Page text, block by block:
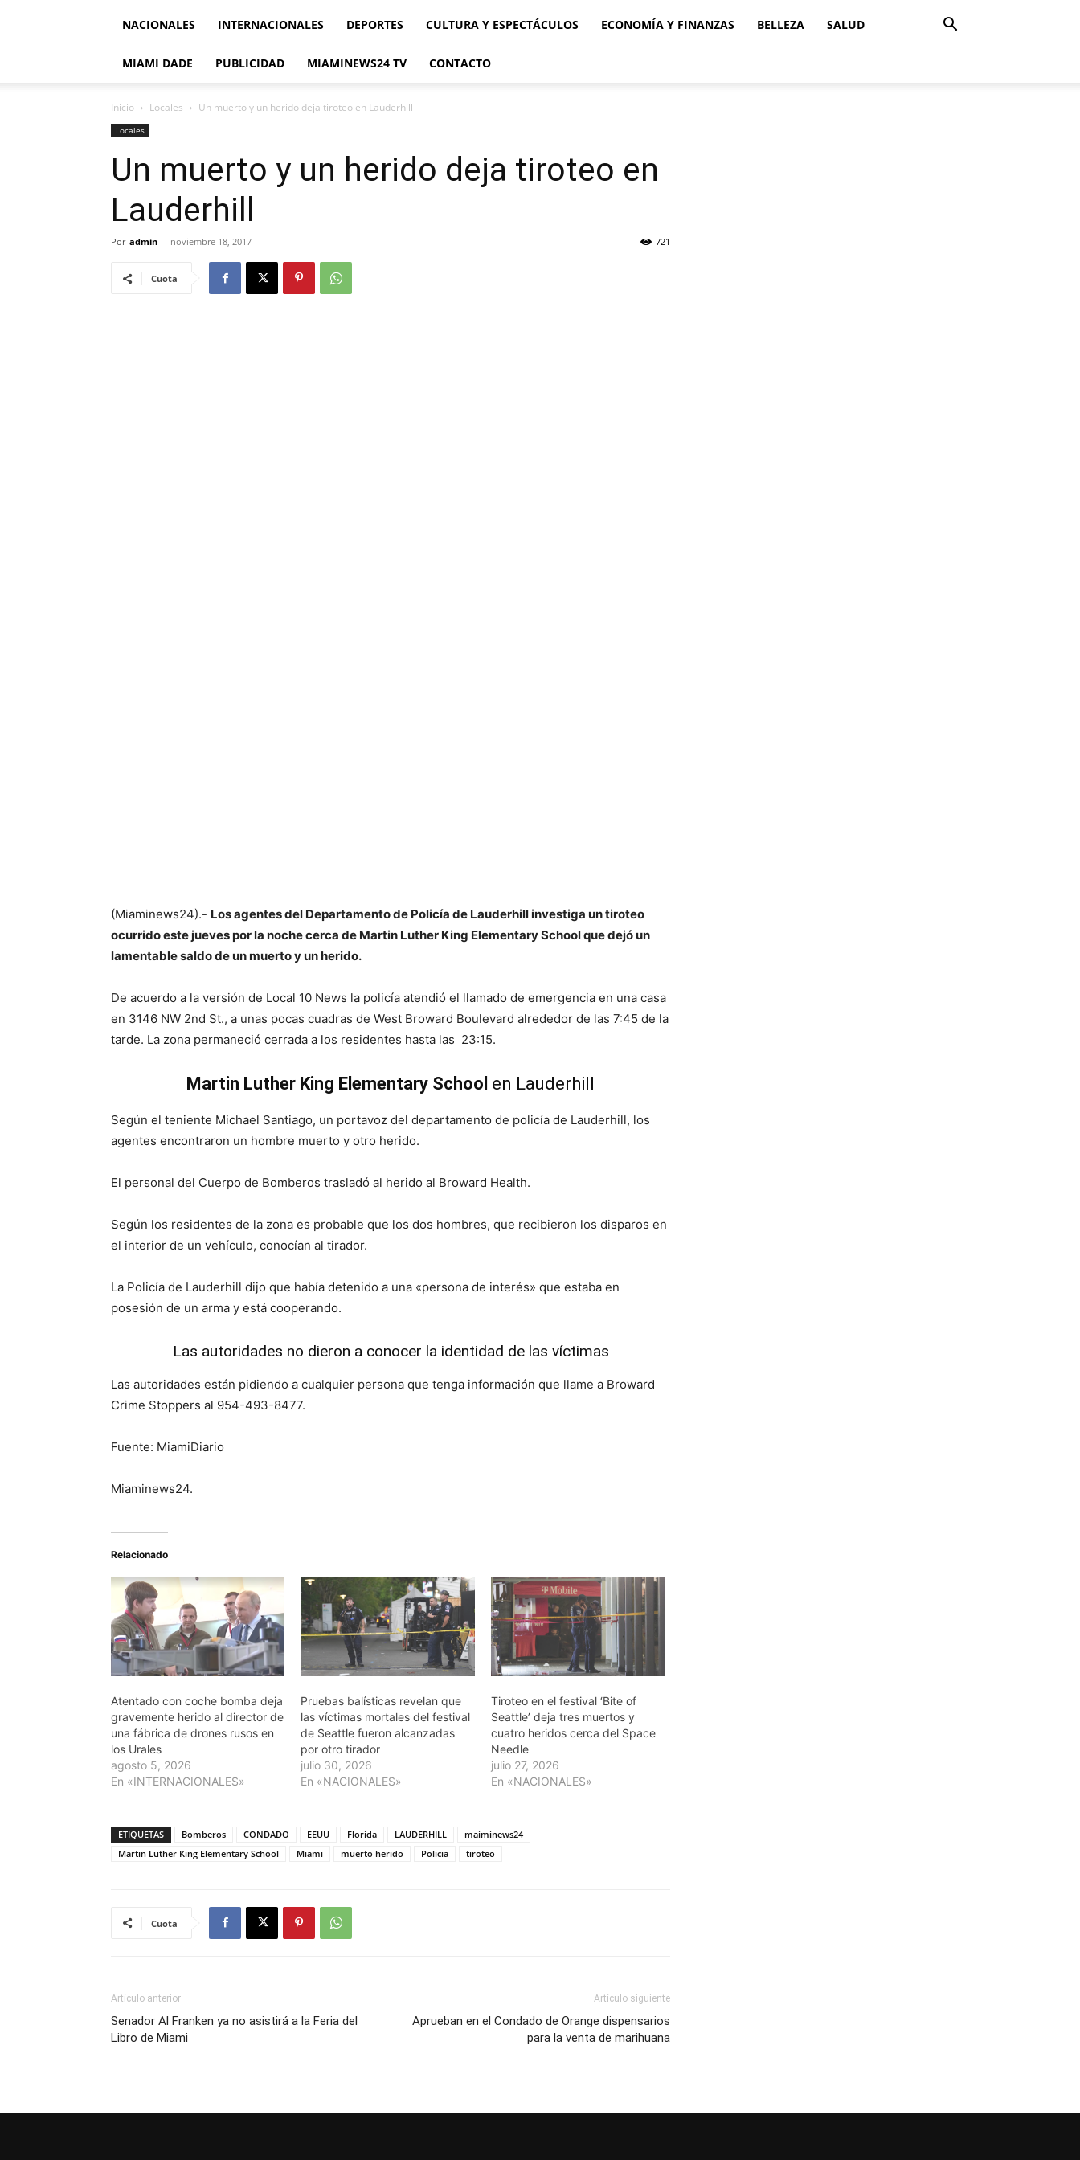
NACIONALES INTERNACIONALES DEPORTES CULTURA Y ESPECTÁCULOS ECONOMÍA Y FINANZAS BELLEZA SALUD
MIAMI DADE PUBLICIDAD MIAMINEWS24 TV CONTACTO
Inicio Locales Un muerto y un herido deja tiroteo en Lauderhill
Locales
Un muerto y un herido deja tiroteo en
Lauderhill
Por admin - noviembre 18, 2017 721
Cuota
(Miaminews24).- Los agentes del Departamento de Policía de Lauderhill investiga un tiroteo
ocurrido este jueves por la noche cerca de Martin Luther King Elementary School que dejó un
lamentable saldo de un muerto y un herido.
De acuerdo a la versión de Local 10 News la policía atendió el llamado de emergencia en una casa
en 3146 NW 2nd St., a unas pocas cuadras de West Broward Boulevard alrededor de las 7:45 de la
tarde. La zona permaneció cerrada a los residentes hasta las 23:15.
Martin Luther King Elementary School en Lauderhill
Según el teniente Michael Santiago, un portavoz del departamento de policía de Lauderhill, los
agentes encontraron un hombre muerto y otro herido.
El personal del Cuerpo de Bomberos trasladó al herido al Broward Health.
Según los residentes de la zona es probable que los dos hombres, que recibieron los disparos en
el interior de un vehículo, conocían al tirador.
La Policía de Lauderhill dijo que había detenido a una «persona de interés» que estaba en
posesión de un arma y está cooperando.
Las autoridades no dieron a conocer la identidad de las víctimas
Las autoridades están pidiendo a cualquier persona que tenga información que llame a Broward
Crime Stoppers al 954-493-8477.
Fuente: MiamiDiario
Miaminews24.
Relacionado
Atentado con coche bomba deja
gravemente herido al director de
una fábrica de drones rusos en
los Urales
agosto 5, 2026
En «INTERNACIONALES»
Pruebas balísticas revelan que
las víctimas mortales del festival
de Seattle fueron alcanzadas
por otro tirador
julio 30, 2026
En «NACIONALES»
Tiroteo en el festival ‘Bite of
Seattle’ deja tres muertos y
cuatro heridos cerca del Space
Needle
julio 27, 2026
En «NACIONALES»
ETIQUETAS Bomberos CONDADO EEUU Florida LAUDERHILL
maiminews24
Martin Luther King Elementary School
Miami muerto herido Policia tiroteo
Cuota
Artículo anterior
Senador Al Franken ya no asistirá a la Feria del
Libro de Miami
Artículo siguiente
Aprueban en el Condado de Orange dispensarios
para la venta de marihuana